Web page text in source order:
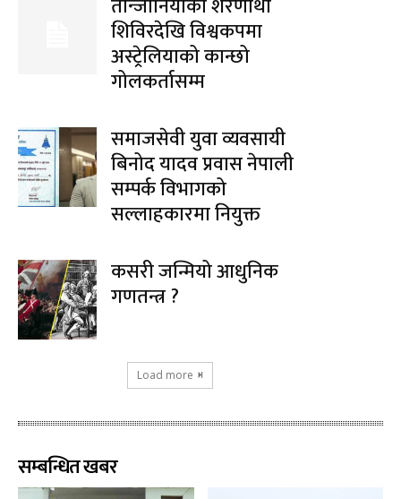
तान्जानियाको शरणार्थी
शिविरदेखि विश्वकपमा
अस्ट्रेलियाको कान्छो
गोलकर्तासम्म
समाजसेवी युवा व्यवसायी
बिनोद यादव प्रवास नेपाली
सम्पर्क विभागको
सल्लाहकारमा नियुक्त
कसरी जन्मियो आधुनिक
गणतन्त्र ?
Load more
सम्बन्धित खबर